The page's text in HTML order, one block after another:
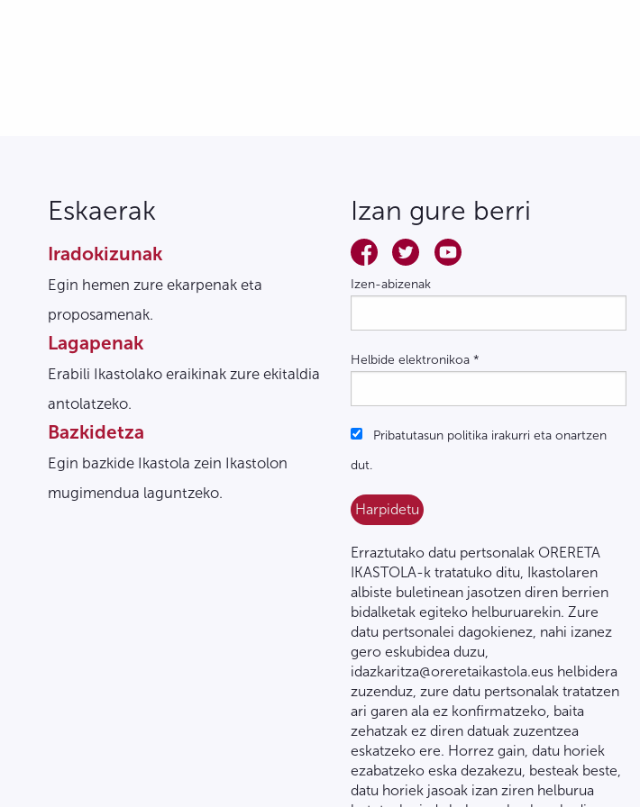
Eskaerak
Iradokizunak
Egin hemen zure ekarpenak eta
proposamenak.
Lagapenak
Erabili Ikastolako eraikinak zure ekitaldia
antolatzeko.
Bazkidetza
Egin bazkide Ikastola zein Ikastolon
mugimendua laguntzeko.
Izan gure berri
Izen-abizenak
Helbide elektronikoa *
Pribatutasun politika irakurri eta onartzen
dut.
Erraztutako datu pertsonalak ORERETA
IKASTOLA-k tratatuko ditu, Ikastolaren
albiste buletinean jasotzen diren berrien
bidalketak egiteko helburuarekin. Zure
datu pertsonalei dagokienez, nahi izanez
gero eskubidea duzu,
idazkaritza@oreretaikastola.eus helbidera
zuzenduz, zure datu pertsonalak tratatzen
ari garen ala ez konfirmatzeko, baita
zehatzak ez diren datuak zuzentzea
eskatzeko ere. Horrez gain, datu horiek
ezabatzeko eska dezakezu, besteak beste,
datu horiek jasoak izan ziren helburua